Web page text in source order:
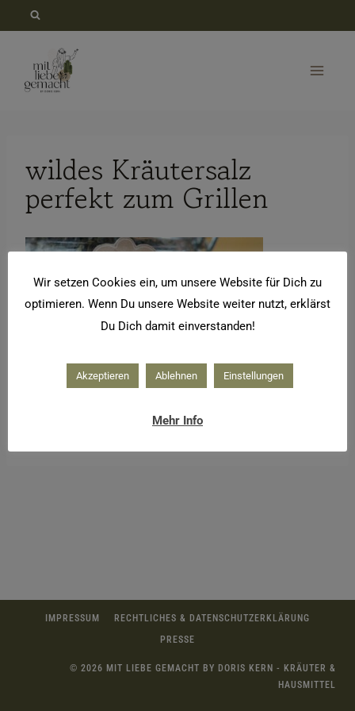
springen
wildes Kräutersalz
perfekt zum Grillen
IMPRESSUM
RECHTLICHES & DATENSCHUTZERKLÄRUNG
PRESSE
© 2026 MIT LIEBE GEMACHT BY DORIS KERN - KRÄUTER &
HAUSMITTEL
Wir setzen Cookies ein, um unsere Website für Dich zu
optimieren. Wenn Du unsere Website weiter nutzt, erklärst
Du Dich damit einverstanden!
Akzeptieren Ablehnen Einstellungen
Mehr Info